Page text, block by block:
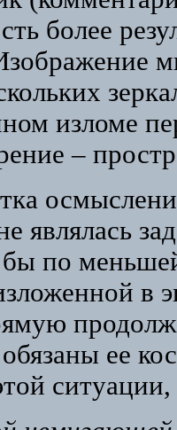
более
изломе
–
являлась
бы по
в
ее